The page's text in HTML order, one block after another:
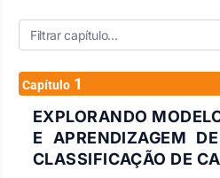
Capítulo 1
EXPLORANDO
E APRENDIZAGEM
CLASSIFICAÇÃO DE